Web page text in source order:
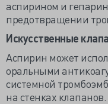
аспирином и
предотвращении
Искусственные
Аспирин может
оральными
системной
на стенках клапанов.